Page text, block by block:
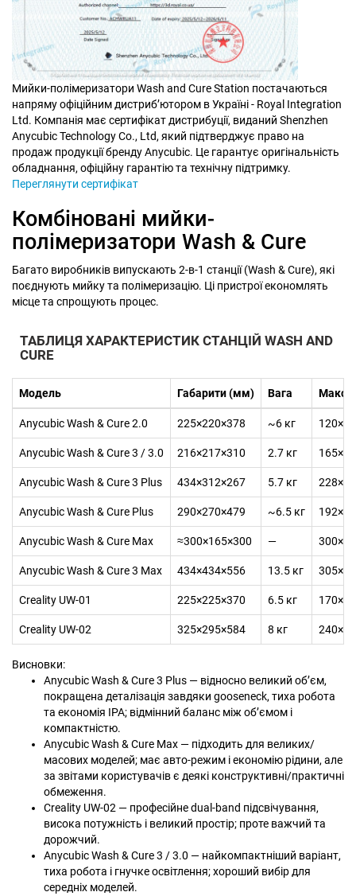
Мийки-полімеризатори Wash and Cure Station постачаються
напряму офіційним дистриб’ютором в Україні - Royal Integration
Ltd. Компанія має сертифікат дистрибуції, виданий Shenzhen
Anycubic Technology Co., Ltd, який підтверджує право на
продаж продукції бренду Anycubic. Це гарантує оригінальність
обладнання, офіційну гарантію та технічну підтримку.
Переглянути сертифікат
Комбіновані мийки-
полімеризатори Wash & Cure
Багато виробників випускають 2-в-1 станції (Wash & Cure), які
поєднують мийку та полімеризацію. Ці пристрої економлять
місце та спрощують процес.
ТАБЛИЦЯ ХАРАКТЕРИСТИК СТАНЦІЙ WASH AND
CURE
Модель Габарити (мм) Вага Макс.
Anycubic Wash & Cure 2.0 225×220×378 ~6 кг
Anycubic Wash & Cure 3 / 3.0 216×217×310 2.7 кг
Anycubic Wash & Cure 3 Plus 434×312×267 5.7 кг
Anycubic Wash & Cure Plus 290×270×479 ~6.5 кг
Anycubic Wash & Cure Max ≈300×165×300 —
Anycubic Wash & Cure 3 Max 434×434×556 13.5 кг
Creality UW-01 225×225×370 6.5 кг
Creality UW-02 325×295×584 8 кг
Висновки:
Anycubic Wash & Cure 3 Plus — відносно великий об’єм,
покращена деталізація завдяки gooseneck, тиха робота
та економія IPA; відмінний баланс між об’ємом і
компактністю.
Anycubic Wash & Cure Max — підходить для великих/
масових моделей; має авто-режим і економію рідини, але
за звітами користувачів є деякі конструктивні/практичні
обмеження.
Creality UW-02 — професійне dual-band підсвічування,
висока потужність і великий простір; проте важчий та
дорожчий.
Anycubic Wash & Cure 3 / 3.0 — найкомпактніший варіант,
тиха робота і гнучке освітлення; хороший вибір для
середніх моделей.